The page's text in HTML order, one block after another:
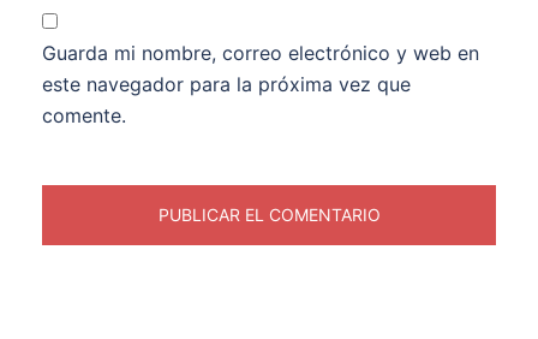
Guarda mi nombre, correo electrónico y web en
este navegador para la próxima vez que
comente.